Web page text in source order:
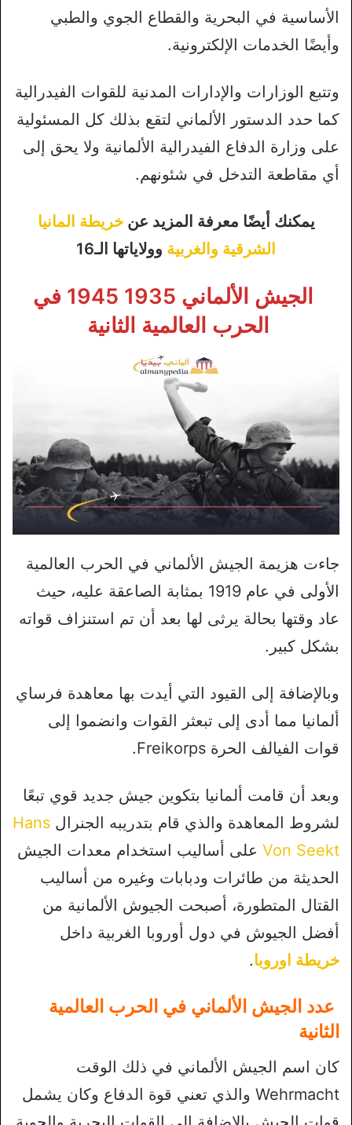
الأساسية في البحرية والقطاع الجوي والطبي
وأيضًا الخدمات الإلكترونية.
وتتبع الوزارات والإدارات المدنية للقوات الفيدرالية
كما حدد الدستور الألماني لتقع بذلك كل المسئولية
على وزارة الدفاع الفيدرالية الألمانية ولا يحق إلى
أي مقاطعة التدخل في شئونهم.
يمكنك أيضًا معرفة المزيد عنخريطة المانيا
الشرقية والغربية وولاياتها الـ16
الجيش الألماني 1935 1945 في
الحرب العالمية الثانية
جاءت هزيمة الجيش الألماني في الحرب العالمية
الأولى في عام 1919 بمثابة الصاعقة عليه، حيث
عاد وقتها بحالة يرثى لها بعد أن تم استنزاف قواته
بشكل كبير.
وبالإضافة إلى القيود التي أيدت بها معاهدة فرساي
ألمانيا مما أدى إلى تبعثر القوات وانضموا إلى
قوات الفيالف الحرة Freikorps.
وبعد أن قامت ألمانيا بتكوين جيش جديد قوي تبعًا
لشروط المعاهدة والذي قام بتدريبه الجنرال Hans
Von Seekt على أساليب استخدام معدات الجيش
الحديثة من طائرات ودبابات وغيره من أساليب
القتال المتطورة، أصبحت الجيوش الألمانية من
أفضل الجيوش في دول أوروبا الغربية داخل
خريطة اوروبا.
عدد الجيش الألماني في الحرب العالمية
الثانية
كان اسم الجيش الألماني في ذلك الوقت
Wehrmacht والذي تعني قوة الدفاع وكان يشمل